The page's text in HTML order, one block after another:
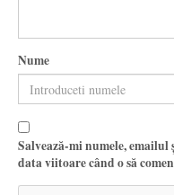
Nume
Salvează-mi numele,
data viitoare când o să